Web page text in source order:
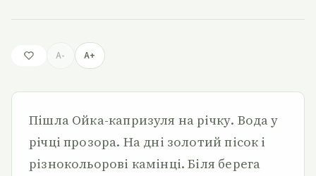
A- A+
Пішла Ойка-капризуля на річку. Вода у
річці прозора. На дні золотий пісок і
різнокольорові камінці. Біля берега